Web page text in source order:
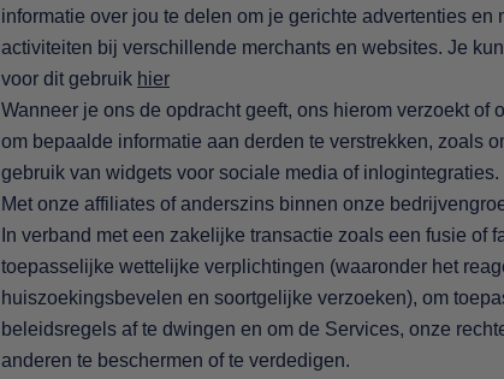
informatie over jou te delen om je gerichte advertenties
activiteiten bij verschillende merchants en websites. Je
voor dit gebruik hier
Wanneer je ons de opdracht geeft, ons hierom verzoekt of
om bepaalde informatie aan derden te verstrekken, zoals
gebruik van widgets voor sociale media of inlogintegraties.
Met onze affiliates of anderszins binnen onze
In verband met een zakelijke transactie zoals een fusie of
toepasselijke wettelijke verplichtingen (waaronder het
huiszoekingsbevelen en soortgelijke verzoeken), om
beleidsregels af te dwingen en om de Services, onze
anderen te beschermen of te verdedigen.